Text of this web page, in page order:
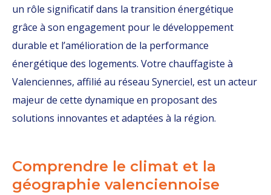
un rôle significatif dans la transition énergétique
grâce à son engagement pour le développement
durable et l’amélioration de la performance
énergétique des logements. Votre chauffagiste à
Valenciennes, affilié au réseau Synerciel, est un acteur
majeur de cette dynamique en proposant des
solutions innovantes et adaptées à la région.
Comprendre le climat et la
géographie valenciennoise